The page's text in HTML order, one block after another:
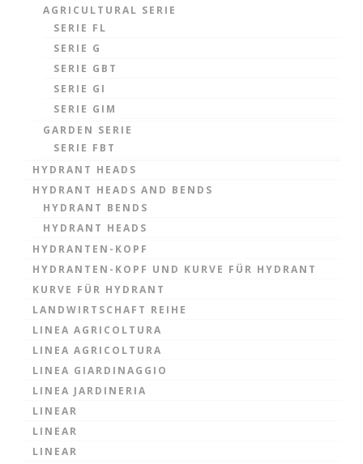
AGRICULTURAL SERIE
SERIE FL
SERIE G
SERIE GBT
SERIE GI
SERIE GIM
GARDEN SERIE
SERIE FBT
HYDRANT HEADS
HYDRANT HEADS AND BENDS
HYDRANT BENDS
HYDRANT HEADS
HYDRANTEN-KOPF
HYDRANTEN-KOPF UND KURVE FÜR HYDRANT
KURVE FÜR HYDRANT
LANDWIRTSCHAFT REIHE
LINEA AGRICOLTURA
LINEA AGRICOLTURA
LINEA GIARDINAGGIO
LINEA JARDINERIA
LINEAR
LINEAR
LINEAR